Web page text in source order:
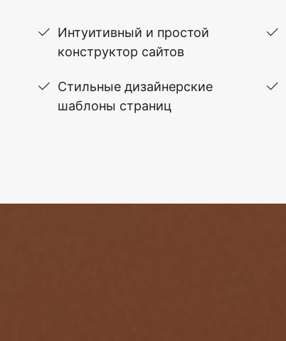
Интуитивный и простой
конструктор сайтов
Стильные дизайнерские
шаблоны страниц